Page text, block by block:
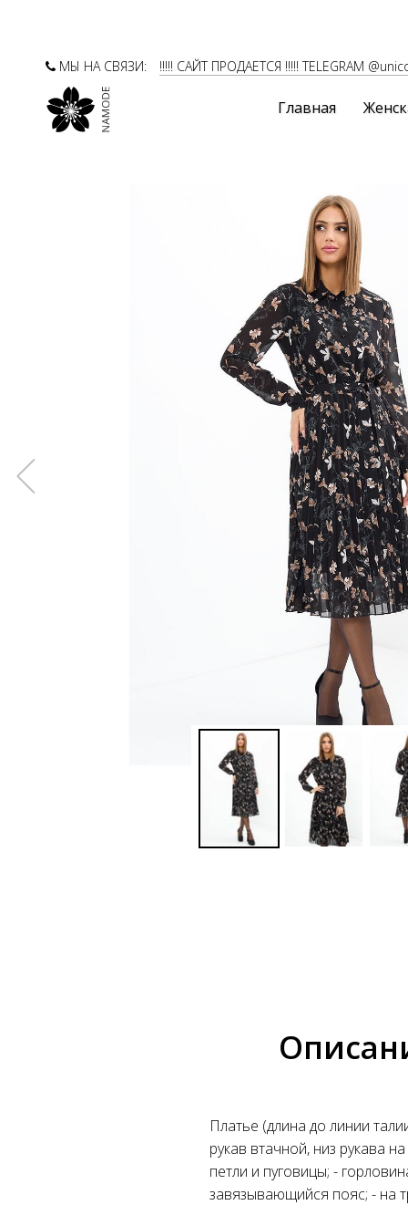
МЫ НА СВЯЗИ: !!!!! САЙТ ПРОДАЕТСЯ !!!!! TELEGRAM
Главная
Платье (длина до линии
рукав втачной, низ рукава
петли и пуговицы; -
завязывающийся пояс; - на